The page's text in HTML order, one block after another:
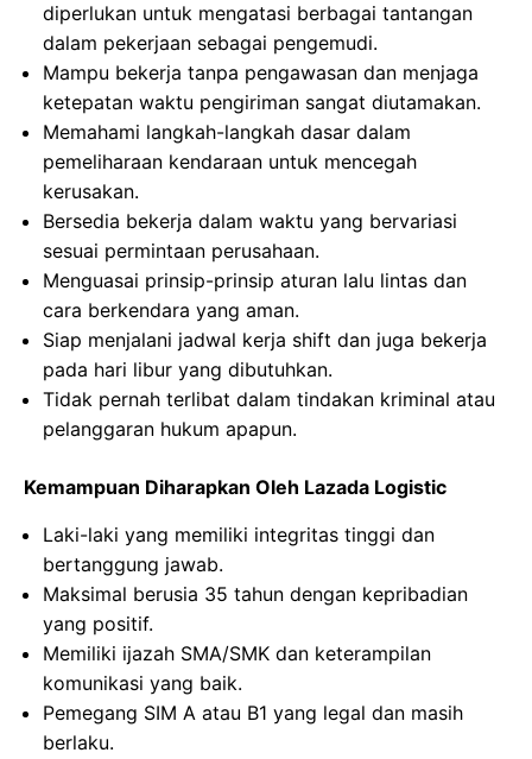
diperlukan untuk mengatasi berbagai tantangan
dalam pekerjaan sebagai pengemudi.
Mampu bekerja tanpa pengawasan dan menjaga
ketepatan waktu pengiriman sangat diutamakan.
Memahami langkah-langkah dasar dalam
pemeliharaan kendaraan untuk mencegah
kerusakan.
Bersedia bekerja dalam waktu yang bervariasi
sesuai permintaan perusahaan.
Menguasai prinsip-prinsip aturan lalu lintas dan
cara berkendara yang aman.
Siap menjalani jadwal kerja shift dan juga bekerja
pada hari libur yang dibutuhkan.
Tidak pernah terlibat dalam tindakan kriminal atau
pelanggaran hukum apapun.
Kemampuan Diharapkan Oleh Lazada Logistic
Laki-laki yang memiliki integritas tinggi dan
bertanggung jawab.
Maksimal berusia 35 tahun dengan kepribadian
yang positif.
Memiliki ijazah SMA/SMK dan keterampilan
komunikasi yang baik.
Pemegang SIM A atau B1 yang legal dan masih
berlaku.